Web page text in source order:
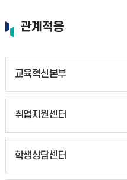
관계적응
교육혁신본부
취업지원센터
학생상담센터